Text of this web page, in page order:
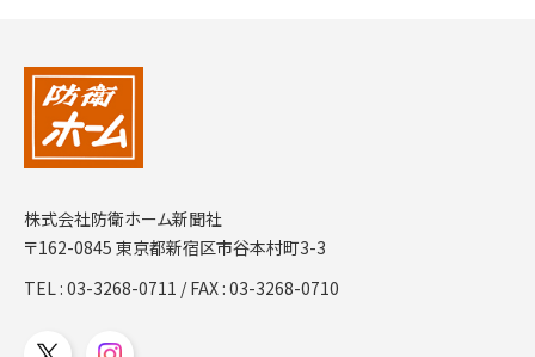
株式会社防衛ホーム新聞社
〒162-0845 東京都新宿区市谷本村町3-3
TEL :03-3268-0711 / FAX : 03-3268-0710